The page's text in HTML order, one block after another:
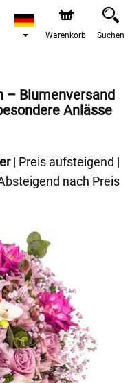
nehmen wir gerne
ist ab dem
Warenkorb Suchen
– Blumenversand
Anlässe
| Preis aufsteigend |
nach Preis